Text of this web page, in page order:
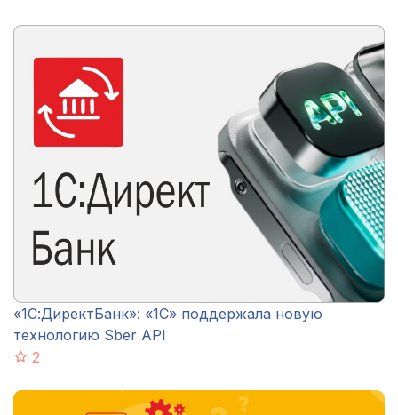
«1С:ДиректБанк»: «1С» поддержала новую
технологию Sber API
2